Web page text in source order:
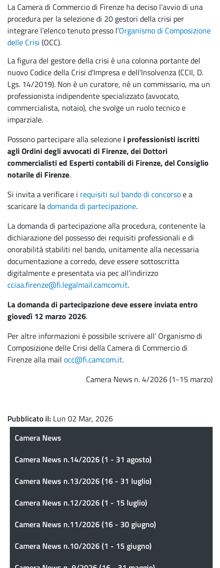
La Camera di Commercio di Firenze ha deciso l’avvio di una
procedura per la selezione di 20 gestori della crisi per
integrare l’elenco tenuto presso l’Organismo di Composizione
delle Crisi (OCC).
La figura del gestore della crisi è una colonna portante del
nuovo Codice della Crisi d'Impresa e dell'Insolvenza (CCII, D.
Lgs. 14/2019). Non è un curatore, né un commissario, ma un
professionista indipendente specializzato (avvocato,
commercialista, notaio), che svolge un ruolo tecnico e
imparziale.
Possono partecipare alla selezione i professionisti iscritti
agli Ordini degli avvocati di Firenze, dei Dottori
commercialisti ed Esperti contabili di Firenze, del Consiglio
notarile di Firenze.
Si invita a verificare i requisiti sul bando di concorsoe a
scaricare ladomanda di partecipazione.
La domanda di partecipazione alla procedura, contenente la
dichiarazione del possesso dei requisiti professionali e di
onorabilità stabiliti nel bando, unitamente alla necessaria
documentazione a corredo, deve essere sottoscritta
digitalmente e presentata via pec all’indirizzo
cciaa.firenze@fi.legalmail.camcom.it.
La domanda di partecipazione deve essere inviata entro
giovedì 12 marzo 2026.
Per altre informazioni è possibile scrivere all’ Organismo di
Composizione delle Crisi della Camera di Commercio di
Firenze alla mail occ@fi.camcom.it.
Camera News n. 4/2026 (1-15 marzo)
Pubblicato il Lun 02 Mar, 2026
Camera News
Camera News
Camera News n.14/2026 (1 - 31 agosto)
Camera News n.13/2026 (16 - 31 luglio)
Camera News n.12/2026 (1 - 15 luglio)
Camera News n.11/2026 (16 - 30 giugno)
Camera News n.10/2026 (1 - 15 giugno)